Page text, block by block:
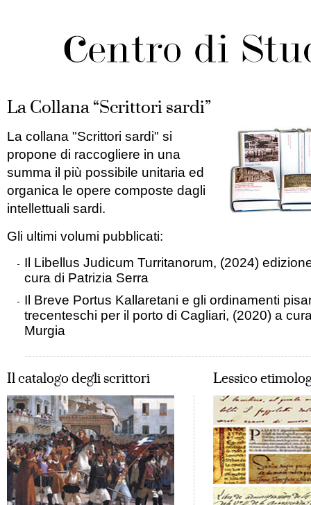
La Collana “Scrittori sardi”
La collana "Scrittori sardi" si
propone di raccogliere in una
summa il più possibile unitaria ed
organica le opere composte dagli
intellettuali sardi.
Gli ultimi volumi pubblicati:
Il Libellus Judicum Turritanorum, (2024)
cura di Patrizia Serra
Il Breve Portus Kallaretani e gli ordinamenti
trecenteschi per il porto di Cagliari, (2020) a
Murgia
Il catalogo degli scrittori Lessico